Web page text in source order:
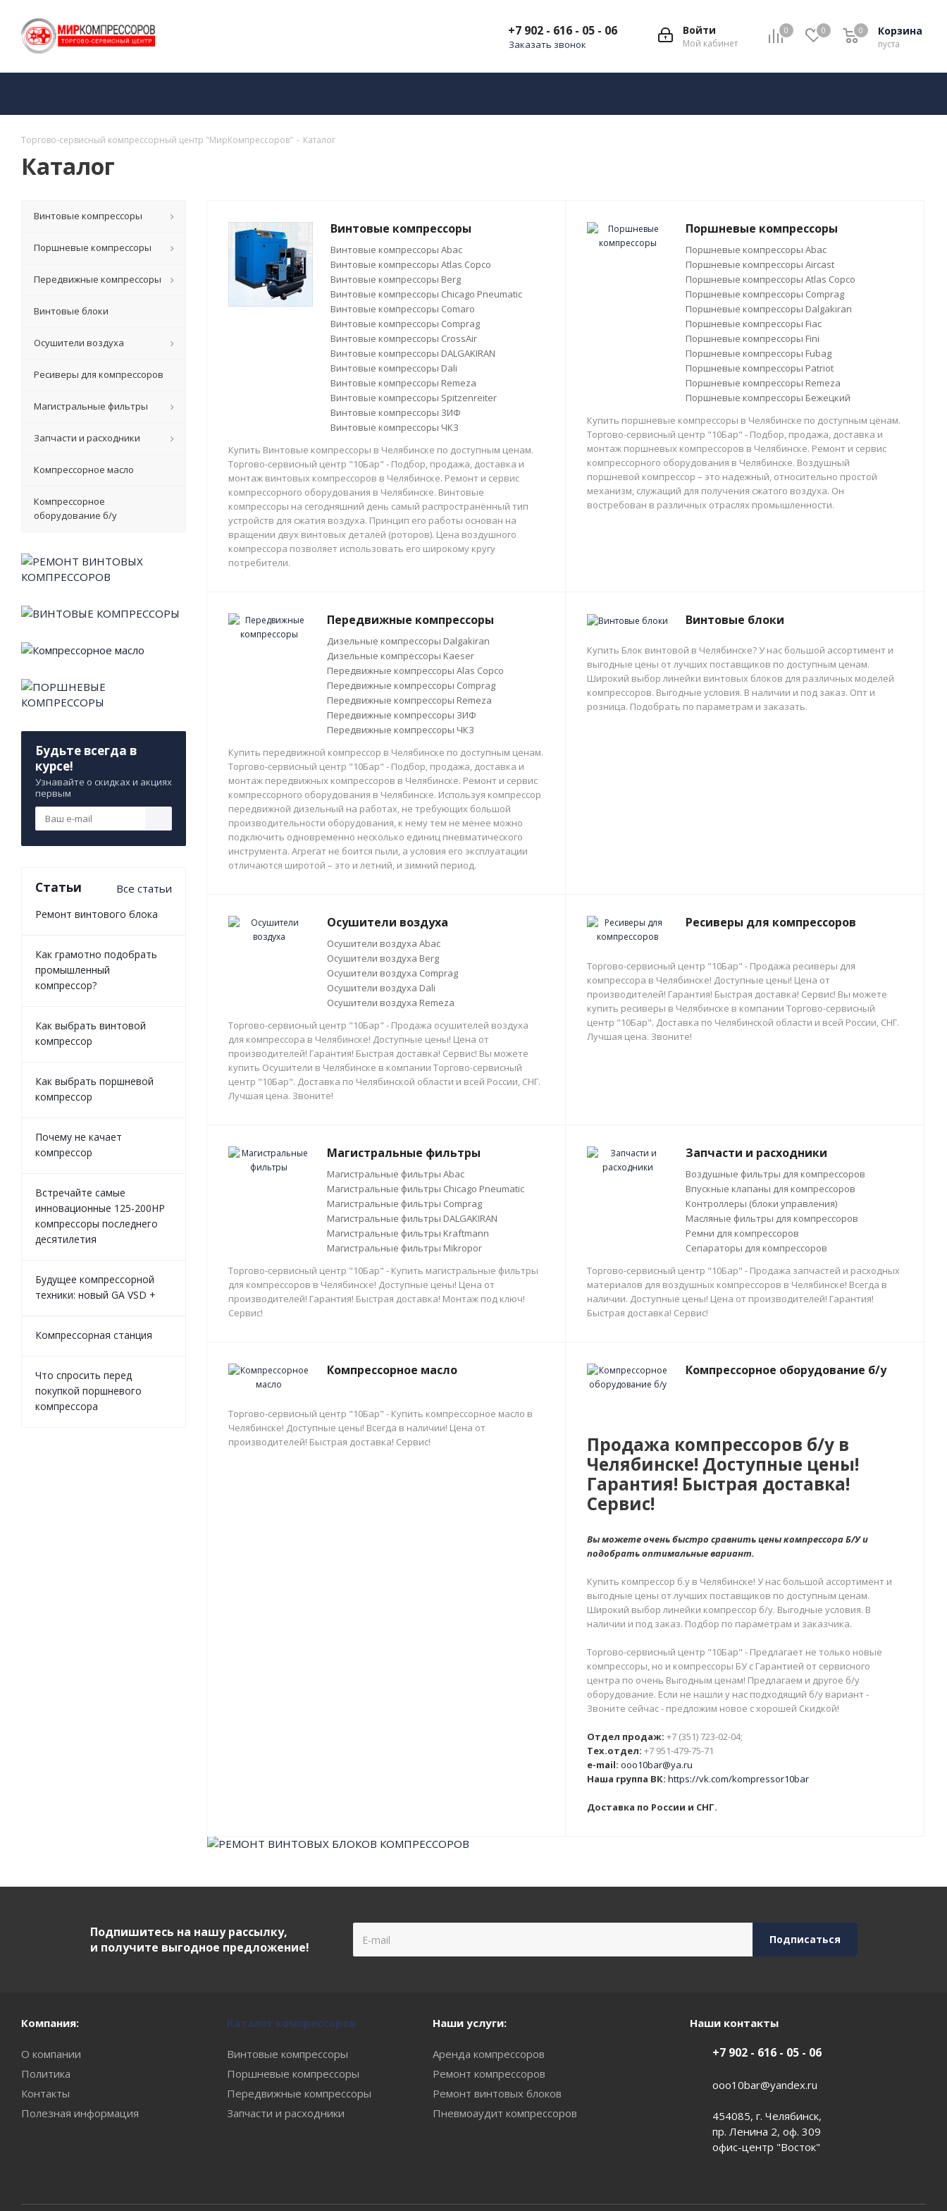
0 0 Корзина
пуста
0
Войти
Мой кабинет
+7 902 - 616 - 05 - 06
Заказать звонок
Торгово-сервисный компрессорный центр "МирКомпрессоров" - Каталог
Каталог
Винтовые компрессоры
Винтовые компрессоры Abac
Винтовые компрессоры Atlas Copco
Винтовые компрессоры Berg
Винтовые компрессоры Chicago Pneumatic
Винтовые компрессоры Comaro
Винтовые компрессоры Comprag
Винтовые компрессоры CrossAir
Винтовые компрессоры DALGAKIRAN
Винтовые компрессоры Dali
Винтовые компрессоры Remeza
Винтовые компрессоры Spitzenreiter
Винтовые компрессоры ЗИФ
Винтовые компрессоры ЧКЗ
Купить Винтовые компрессоры в Челябинске по доступным ценам.
Торгово-сервисный центр "10Бар" - Подбор, продажа, доставка и
монтаж винтовых компрессоров в Челябинске. Ремонт и сервис
компрессорного оборудования в Челябинске. Винтовые
компрессоры на сегодняшний день самый распространённый тип
устройств для сжатия воздуха. Принцип его работы основан на
вращении двух винтовых деталей (роторов). Цена воздушного
компрессора позволяет использовать его широкому кругу
потребители.
Поршневые компрессоры
Поршневые компрессоры Abac
Поршневые компрессоры Aircast
Поршневые компрессоры Atlas Copco
Поршневые компрессоры Comprag
Поршневые компрессоры Dalgakiran
Поршневые компрессоры Fiac
Поршневые компрессоры Fini
Поршневые компрессоры Fubag
Поршневые компрессоры Patriot
Поршневые компрессоры Remeza
Поршневые компрессоры Бежецкий
Купить поршневые компрессоры в Челябинске по доступным ценам.
Торгово-сервисный центр "10Бар" - Подбор, продажа, доставка и
монтаж поршневых компрессоров в Челябинске. Ремонт и сервис
компрессорного оборудования в Челябинске. Воздушный
поршневой компрессор – это надежный, относительно простой
механизм, служащий для получения сжатого воздуха. Он
востребован в различных отраслях промышленности.
Передвижные компрессоры
Дизельные компрессоры Dalgakiran
Дизельные компрессоры Kaeser
Передвижные компрессоры Alas Copco
Передвижные компрессоры Comprag
Передвижные компрессоры Remeza
Передвижные компрессоры ЗИФ
Передвижные компрессоры ЧКЗ
Купить передвижной компрессор в Челябинске по доступным ценам.
Торгово-сервисный центр "10Бар" - Подбор, продажа, доставка и
монтаж передвижных компрессоров в Челябинске. Ремонт и сервис
компрессорного оборудования в Челябинске. Используя компрессор
передвижной дизельный на работах, не требующих большой
производительности оборудования, к нему тем не менее можно
подключить одновременно несколько единиц пневматического
инструмента. Агрегат не боится пыли, а условия его эксплуатации
отличаются широтой – это и летний, и зимний период.
Винтовые блоки
Купить Блок винтовой в Челябинске? У нас большой ассортимент и
выгодные цены от лучших поставщиков по доступным ценам.
Широкий выбор линейки винтовых блоков для различных моделей
компрессоров. Выгодные условия. В наличии и под заказ. Опт и
розница. Подобрать по параметрам и заказать.
Осушители воздуха
Осушители воздуха Abac
Осушители воздуха Berg
Осушители воздуха Comprag
Осушители воздуха Dali
Осушители воздуха Remeza
Торгово-сервисный центр "10Бар" - Продажа осушителей воздуха
для компрессора в Челябинске! Доступные цены! Цена от
производителей! Гарантия! Быстрая доставка! Сервис! Вы можете
купить Осушители в Челябинске в компании Торгово-сервисный
центр "10Бар". Доставка по Челябинской области и всей России, СНГ.
Лучшая цена. Звоните!
Ресиверы для компрессоров
Торгово-сервисный центр "10Бар" - Продажа ресиверы для
компрессора в Челябинске! Доступные цены! Цена от
производителей! Гарантия! Быстрая доставка! Сервис! Вы можете
купить ресиверы в Челябинске в компании Торгово-сервисный
центр "10Бар". Доставка по Челябинской области и всей России, СНГ.
Лучшая цена. Звоните!
Магистральные фильтры
Магистральные фильтры Abac
Магистральные фильтры Chicago Pneumatic
Магистральные фильтры Comprag
Магистральные фильтры DALGAKIRAN
Магистральные фильтры Kraftmann
Магистральные фильтры Mikropor
Торгово-сервисный центр "10Бар" - Купить магистральные фильтры
для компрессоров в Челябинске! Доступные цены! Цена от
производителей! Гарантия! Быстрая доставка! Монтаж под ключ!
Сервис!
Запчасти и расходники
Воздушные фильтры для компрессоров
Впускные клапаны для компрессоров
Контроллеры (блоки управления)
Масляные фильтры для компрессоров
Ремни для компрессоров
Сепараторы для компрессоров
Торгово-сервисный центр "10Бар" - Продажа запчастей и расходных
материалов для воздушных компрессоров в Челябинске! Всегда в
наличии. Доступные цены! Цена от производителей! Гарантия!
Быстрая доставка! Сервис!
Компрессорное масло
Торгово-сервисный центр "10Бар" - Купить компрессорное масло в
Челябинске! Доступные цены! Всегда в наличии! Цена от
производителей! Быстрая доставка! Сервис!
Компрессорное оборудование б/у
Продажа компрессоров б/у в
Челябинске! Доступные цены!
Гарантия! Быстрая доставка!
Сервис!
Вы можете очень быстро сравнить цены компрессора Б/У и
подобрать оптимальные вариант.
Купить компрессор б.у в Челябинске! У нас большой ассортимент и
выгодные цены от лучших поставщиков по доступным ценам.
Широкий выбор линейки компрессор б/у. Выгодные условия. В
наличии и под заказ. Подбор по параметрам и заказчика.
Торгово-сервисный центр "10Бар" - Предлагает не только новые
компрессоры, но и компрессоры БУ с Гарантией от сервисного
центра по очень Выгодным ценам! Предлагаем и другое б/у
оборудование. Если не нашли у нас подходящий б/у вариант -
Звоните сейчас - предложим новое с хорошей Скидкой!
Отдел продаж: +7 (351) 723-02-04;
Тех.отдел: +7 951-479-75-71
e-mail: ooo10bar@ya.ru
Наша группа ВК: https://vk.com/kompressor10bar
Доставка по России и СНГ.
Винтовые компрессоры
Поршневые компрессоры
Передвижные компрессоры
Винтовые блоки
Осушители воздуха
Ресиверы для компрессоров
Магистральные фильтры
Запчасти и расходники
Компрессорное масло
Компрессорное
оборудование б/у
Будьте всегда в
курсе!
Узнавайте о скидках и акциях
первым
Статьи Все статьи
Ремонт винтового блока
Как грамотно подобрать
промышленный
компрессор?
Как выбрать винтовой
компрессор
Как выбрать поршневой
компрессор
Почему не качает
компрессор
Встречайте самые
инновационные 125-200HP
компрессоры последнего
десятилетия
Будущее компрессорной
техники: новый GA VSD +
Компрессорная станция
Что спросить перед
покупкой поршневого
компрессора
Подпишитесь на нашу рассылку,
и получите выгодное предложение!
Компания:
О компании
Политика
Контакты
Полезная информация
Каталог компрессоров
Винтовые компрессоры
Поршневые компрессоры
Передвижные компрессоры
Запчасти и расходники
Наши услуги:
Аренда компрессоров
Ремонт компрессоров
Ремонт винтовых блоков
Пневмоаудит компрессоров
Наши контакты
+7 902 - 616 - 05 - 06
ooo10bar@yandex.ru
454085, г. Челябинск,
пр. Ленина 2, оф. 309
офис-центр "Восток"